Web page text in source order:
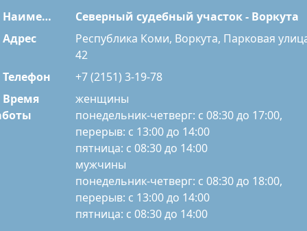
Наименование
Северный судебный участок - Воркута
Адрес
Республика Коми, Воркута, Парковая
42
Телефон
+7 (2151) 3-19-78
Время
женщины
понедельник-четверг: с 08:30 до 17:00,
перерыв: с 13:00 до 14:00
пятница: с 08:30 до 14:00
мужчины
понедельник-четверг: с 08:30 до 18:00,
перерыв: с 13:00 до 14:00
пятница: с 08:30 до 14:00